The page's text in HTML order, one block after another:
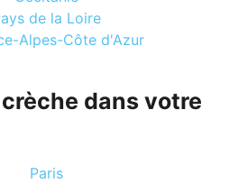
de la Loire
Alpes-Côte d'Azur
dans votre
Paris